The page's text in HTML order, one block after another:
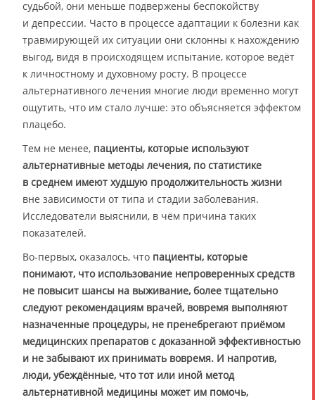
судьбой, они меньше подвержены беспокойству
и депрессии. Часто в процессе адаптации к болезни как
травмирующей их ситуации они склонны к нахождению
выгод, видя в происходящем испытание, которое ведёт
к личностному и духовному росту. В процессе
альтернативного лечения многие люди временно могут
ощутить, что им стало лучше: это объясняется эффектом
плацебо.
Тем не менее, пациенты, которые используют
альтернативные методы лечения, по статистике
в среднем имеют худшую продолжительность жизни
вне зависимости от типа и стадии заболевания.
Исследователи выяснили, в чём причина таких
показателей.
Во-первых, оказалось, что пациенты, которые
понимают, что использование непроверенных средств
не повысит шансы на выживание, более тщательно
следуют рекомендациям врачей, вовремя выполняют
назначенные процедуры, не пренебрегают приёмом
медицинских препаратов с доказанной эффективностью
и не забывают их принимать вовремя. И напротив,
люди, убеждённые, что тот или иной метод
альтернативной медицины может им помочь,